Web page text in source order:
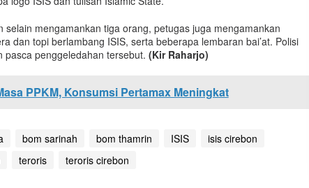
selain mengamankan tiga orang, petugas juga mengamankan
dan topi berlambang ISIS, serta beberapa lembaran bai’at. Polisi
pasca penggeledahan tersebut. (Kir Raharjo)
PPKM, Konsumsi Pertamax Meningkat
bom sarinah bom thamrin ISIS
isis cirebon
teroris teroris cirebon